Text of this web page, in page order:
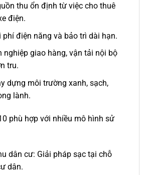
thu ổn định từ việc cho thuê
điện.
phí điện năng và bảo trì dài hạn.
nghiệp giao hàng, vận tải nội bộ
tru.
dựng môi trường xanh, sạch,
lành.
phù hợp với nhiều mô hình sử
dân cư: Giải pháp sạc tại chỗ
dân.